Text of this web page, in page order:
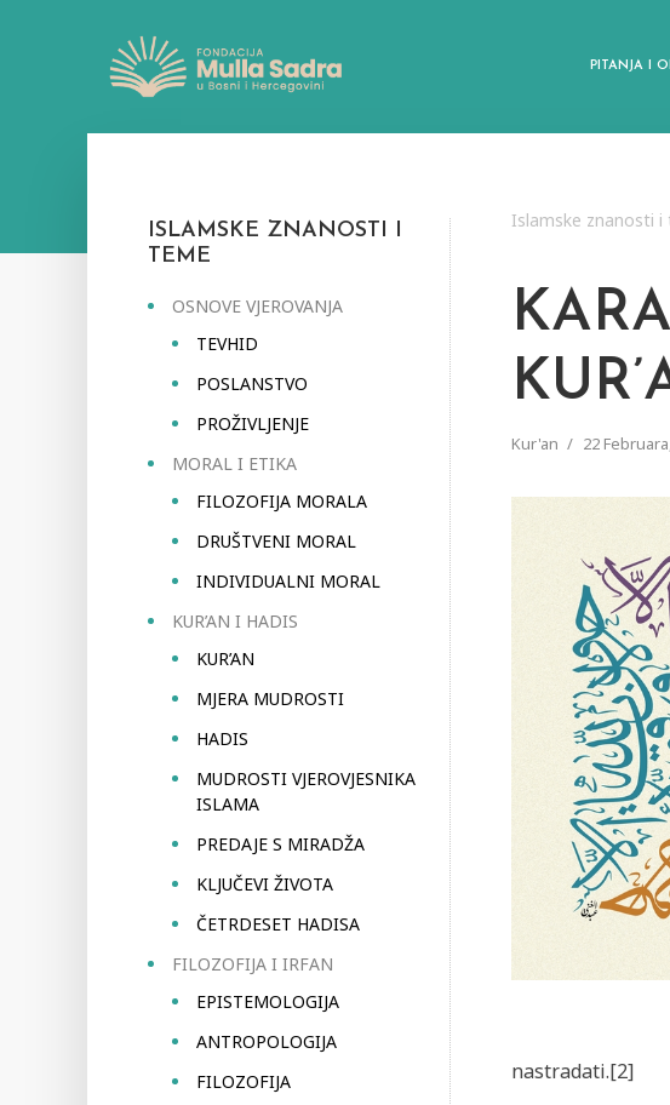
PITANJA I
ISLAMSKE ZNANOSTI I
TEME
OSNOVE VJEROVANJA
TEVHID
POSLANSTVO
PROŽIVLJENJE
MORAL I ETIKA
FILOZOFIJA MORALA
DRUŠTVENI MORAL
INDIVIDUALNI MORAL
KUR’AN I HADIS
KUR’AN
MJERA MUDROSTI
HADIS
MUDROSTI VJEROVJESNIKA
ISLAMA
PREDAJE S MIRADŽA
KLJUČEVI ŽIVOTA
ČETRDESET HADISA
FILOZOFIJA I IRFAN
EPISTEMOLOGIJA
ANTROPOLOGIJA
FILOZOFIJA
Islamske znanosti i
Kur'an 22
nastradati.[2]